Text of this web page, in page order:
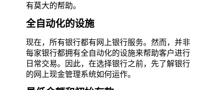
有莫大的帮助。
全自动化的设施
现在，所有银行都有网上银行服务。然而，并非
每家银行都拥有全自动化的设施来帮助客户进行
日常交易。因此，在选择银行之前，先了解银行
的网上现金管理系统如何运作。